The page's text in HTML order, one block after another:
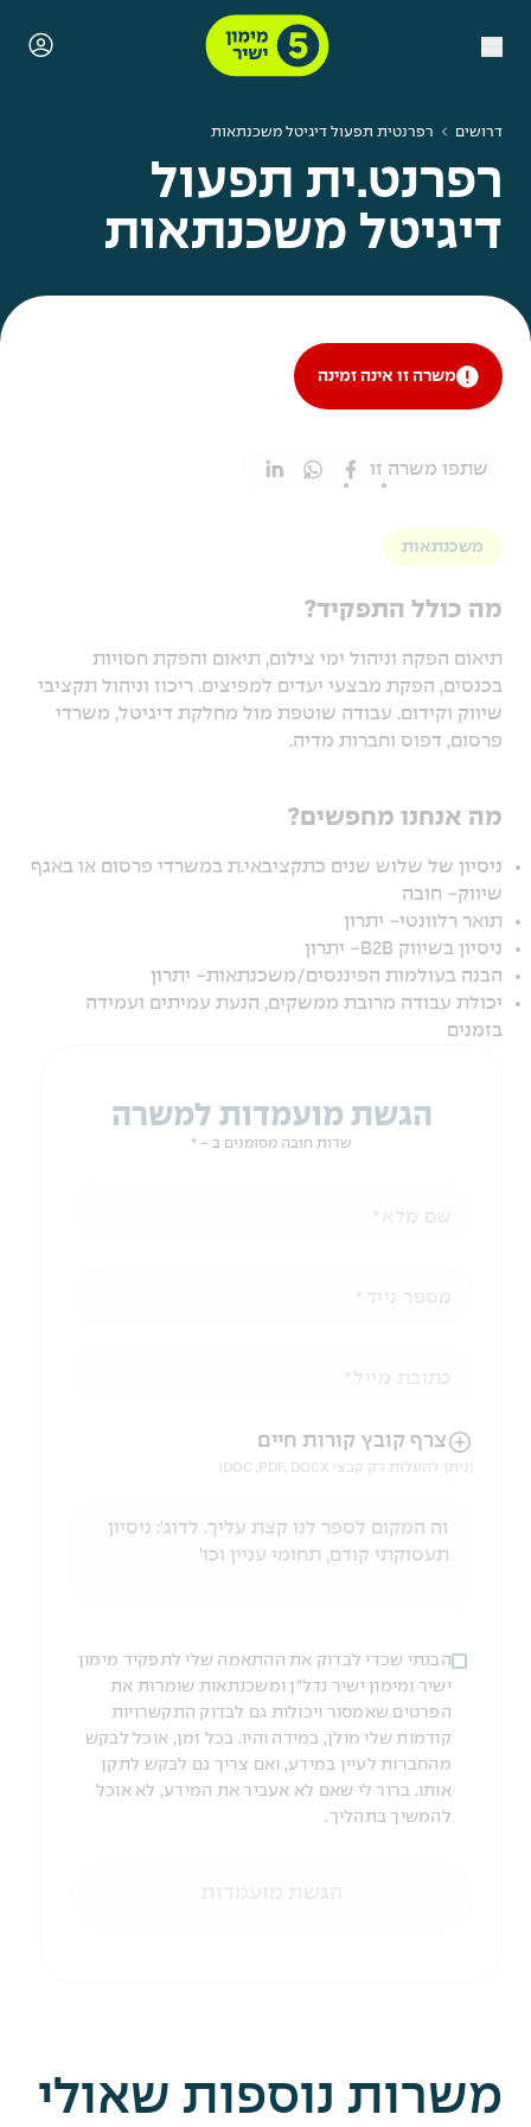
דרושים רפרנטית תפעול דיגיטל משכנתאות
רפרנט.ית תפעול
דיגיטל משכנתאות
משרה זו אינה זמינה
שתפו משרה זו
משכנתאות
מה כולל התפקיד?
תיאום הפקה וניהול ימי צילום, תיאום והפקת חסויות
בכנסים, הפקת מבצעי יעדים למפיצים. ריכוז וניהול תקציבי
שיווק וקידום. עבודה שוטפת מול מחלקת דיגיטל, משרדי
פרסום, דפוס וחברות מדיה.
מה אנחנו מחפשים?
ניסיון של שלוש שנים כתקציבאי.ת במשרדי פרסום או באגף
שיווק- חובה
תואר רלוונטי- יתרון
ניסיון בשיווק B2B- יתרון
הבנה בעולמות הפיננסים/משכנתאות- יתרון
יכולת עבודה מרובת ממשקים, הנעת עמיתים ועמידה
בזמנים
הגשת מועמדות למשרה
שדות חובה מסומנים ב - *
הניווט לאחר העלאת הקובץ באמצעות מקש ה-TAB
צרף קובץ קורות חיים
(ניתן להעלות רק קבצי DOC ,PDF, DOCX)
הבנתי שכדי לבדוק את ההתאמה שלי לתפקיד מימון
ישיר ומימון ישיר נדל"ן ומשכנתאות שומרות את
הפרטים שאמסור ויכולות גם לבדוק התקשרויות
קודמות שלי מולן, במידה והיו. בכל זמן, אוכל לבקש
מהחברות לעיין במידע, ואם צריך גם לבקש לתקן
אותו. ברור לי שאם לא אעביר את המידע, לא אוכל
להמשיך בתהליך.
משרות נוספות שאולי